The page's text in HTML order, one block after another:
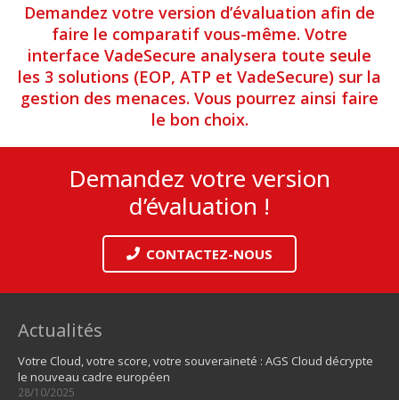
Demandez votre version d’évaluation afin de
faire le comparatif vous-même. Votre
interface VadeSecure analysera toute seule
les 3 solutions (EOP, ATP et VadeSecure) sur la
gestion des menaces. Vous pourrez ainsi faire
le bon choix.
Demandez votre version
d’évaluation !
CONTACTEZ-NOUS
Actualités
Votre Cloud, votre score, votre souveraineté : AGS Cloud décrypte
le nouveau cadre européen
28/10/2025